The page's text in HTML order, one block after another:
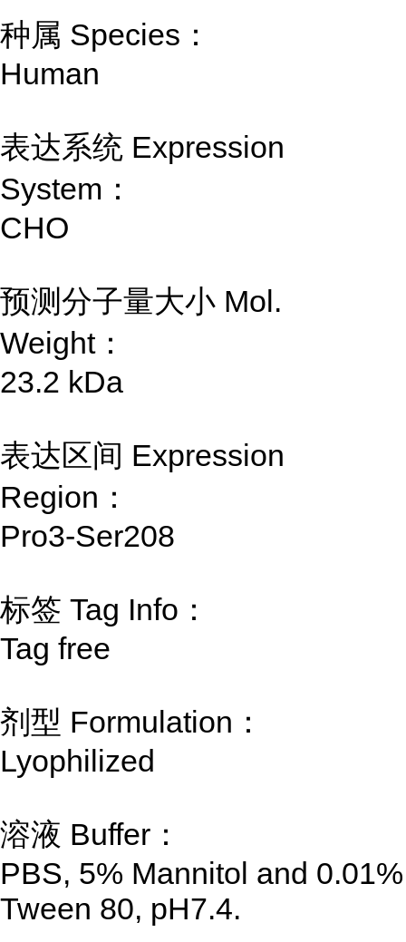
种属 Species：
Human
表达系统 Expression
System：
CHO
预测分子量大小 Mol.
Weight：
23.2 kDa
表达区间 Expression
Region：
Pro3-Ser208
标签 Tag Info：
Tag free
剂型 Formulation：
Lyophilized
溶液 Buffer：
PBS, 5% Mannitol and 0.01%
Tween 80, pH7.4.